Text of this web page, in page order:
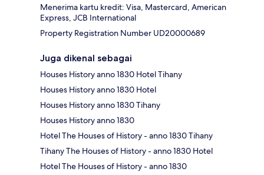
Menerima kartu kredit: Visa, Mastercard, American
Express, JCB International
Property Registration Number UD20000689
Juga dikenal sebagai
Houses History anno 1830 Hotel Tihany
Houses History anno 1830 Hotel
Houses History anno 1830 Tihany
Houses History anno 1830
Hotel The Houses of History - anno 1830 Tihany
Tihany The Houses of History - anno 1830 Hotel
Hotel The Houses of History - anno 1830